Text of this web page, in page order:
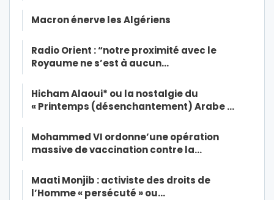
Macron énerve les Algériens
Radio Orient : “notre proximité avec le
Royaume ne s’est à aucun…
Hicham Alaoui* ou la nostalgie du
« Printemps (désenchantement) Arabe …
Mohammed VI ordonne’une opération
massive de vaccination contre la…
Maati Monjib : activiste des droits de
l’Homme « persécuté » ou…